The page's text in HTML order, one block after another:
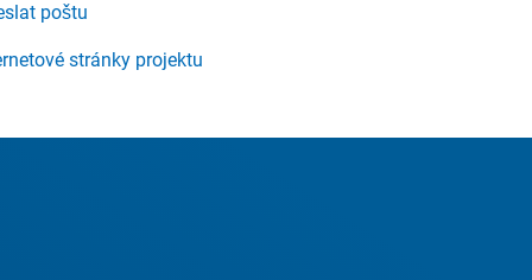
poštu
stránky projektu